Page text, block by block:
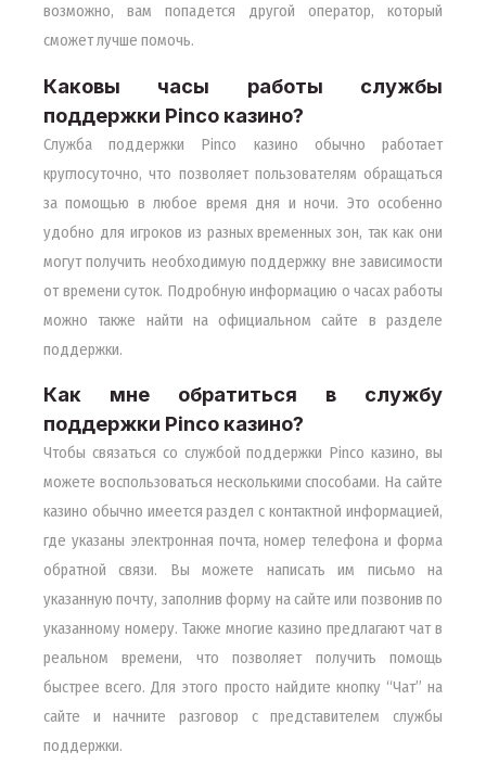
возможно, вам попадется другой оператор, который
сможет лучше помочь.
Каковы часы работы службы
поддержки Pinco казино?
Служба поддержки Pinco казино обычно работает
круглосуточно, что позволяет пользователям обращаться
за помощью в любое время дня и ночи. Это особенно
удобно для игроков из разных временных зон, так как они
могут получить необходимую поддержку вне зависимости
от времени суток. Подробную информацию о часах работы
можно также найти на официальном сайте в разделе
поддержки.
Как мне обратиться в службу
поддержки Pinco казино?
Чтобы связаться со службой поддержки Pinco казино, вы
можете воспользоваться несколькими способами. На сайте
казино обычно имеется раздел с контактной информацией,
где указаны электронная почта, номер телефона и форма
обратной связи. Вы можете написать им письмо на
указанную почту, заполнив форму на сайте или позвонив по
указанному номеру. Также многие казино предлагают чат в
реальном времени, что позволяет получить помощь
быстрее всего. Для этого просто найдите кнопку “Чат” на
сайте и начните разговор с представителем службы
поддержки.